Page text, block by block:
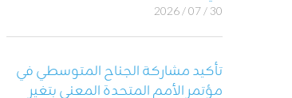
30 / 07 / 2026
تأكيد مشاركة الجناح المتوسطي في
مؤتمر الأمم المتحدة المعني بتغير